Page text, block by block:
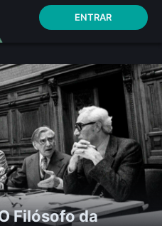
ENTRAR
Filósofo da